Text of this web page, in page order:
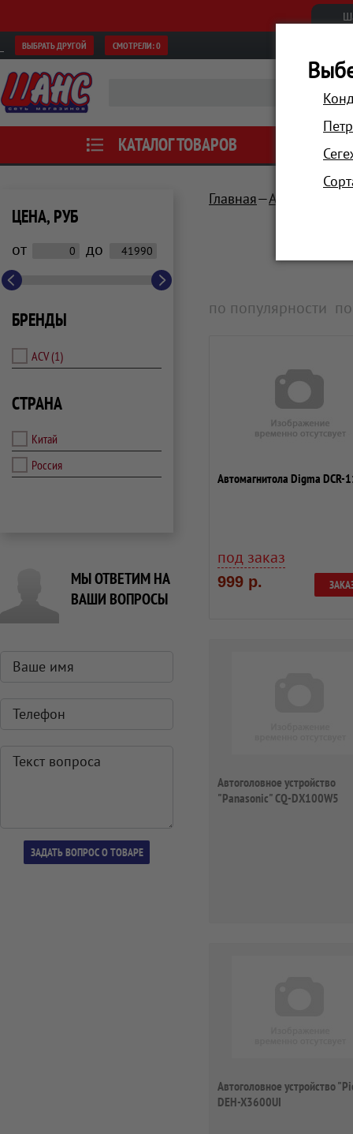
ВЫБРАТЬ ДРУГОЙ СМОТРЕЛИ:0
КАТАЛОГ ТОВАРОВ АКЦИИ
ЦЕНА, РУБ
от до
БРЕНДЫ
ACV(1)
СТРАНА
Китай
Россия
МЫ ОТВЕТИМ НА
ВАШИ ВОПРОСЫ
Главная Автотовары,
по популярности
Автомагнитола Digma DCR-
под заказ
999 р.
Автоголовное устройство
"Panasonic" CQ-DX100W5
Автоголовное устройство
DEH-X3600UI